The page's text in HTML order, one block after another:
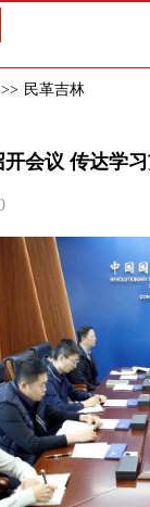
>> 民革吉林
会议 传达学